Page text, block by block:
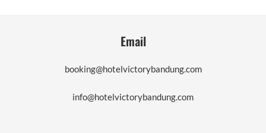
Email
booking@hotelvictorybandung.com
info@hotelvictorybandung.com